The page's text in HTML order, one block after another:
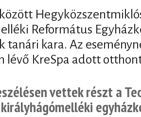
Református
tanári kara. Az
lévő KreSpa adott
vettek részt a